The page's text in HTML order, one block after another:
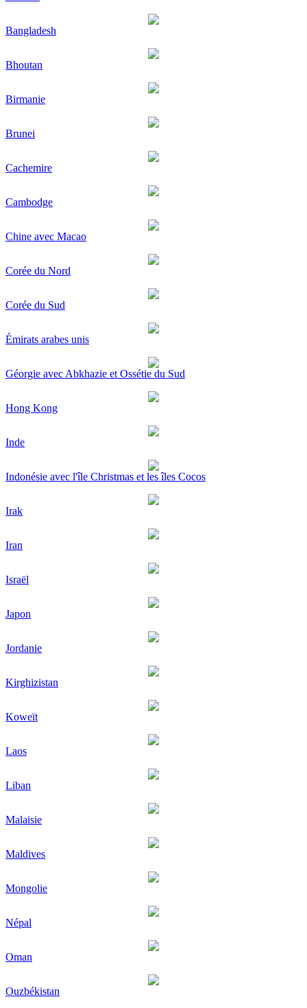
Bangladesh
Bhoutan
Birmanie
Brunei
Cachemire
Cambodge
Chine avec Macao
Corée du Nord
Corée du Sud
Émirats arabes unis
Géorgie avec Abkhazie et Ossétie du Sud
Hong Kong
Inde
Indonésie avec l'île Christmas et les îles Cocos
Irak
Iran
Israël
Japon
Jordanie
Kirghizistan
Koweït
Laos
Liban
Malaisie
Maldives
Mongolie
Népal
Oman
Ouzbékistan